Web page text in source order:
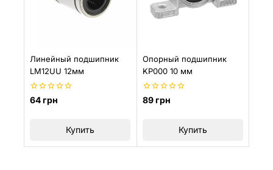
Линейный подшипник
LM12UU 12мм
0
64грн
Купить
Опорный подшипник
KP000 10 мм
0
89грн
Купить